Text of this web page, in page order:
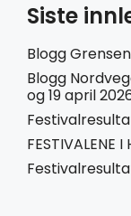
Siste
Blogg
Blogg
og 19 april
FESTIVALENE